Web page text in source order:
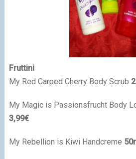
Fruttini
My Red Carped Cherry Body Scrub
My Magic is Passionsfrucht Body
3,99€
My Rebellion is Kiwi Handcreme